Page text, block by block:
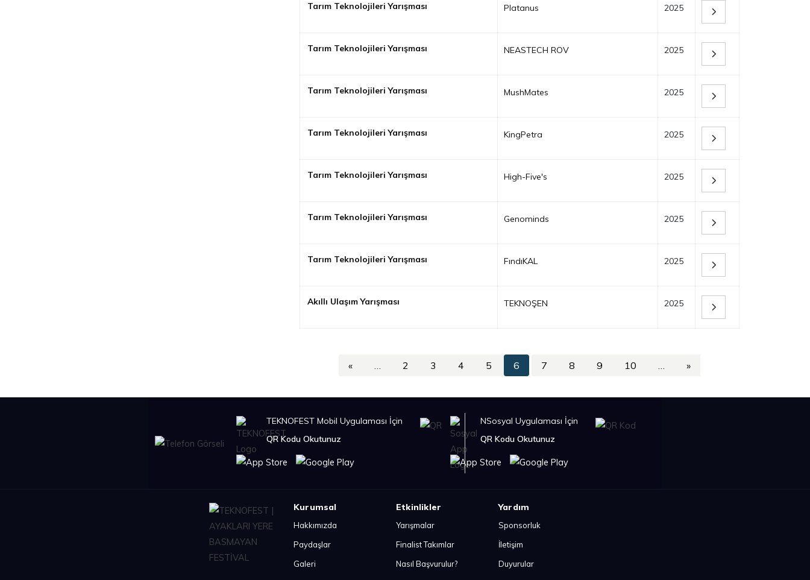
Tarım Teknolojileri Yarışması Platanus 2025
Tarım Teknolojileri Yarışması NEASTECH ROV 2025
Tarım Teknolojileri Yarışması MushMates 2025
Tarım Teknolojileri Yarışması KingPetra 2025
Tarım Teknolojileri Yarışması High-Five's 2025
Tarım Teknolojileri Yarışması Genominds 2025
Tarım Teknolojileri Yarışması FındıKAL 2025
Akıllı Ulaşım Yarışması TEKNOŞEN 2025
« … 2 3 4 5 6 7 8 9 10 … »
TEKNOFEST Mobil Uygulaması İçin
QR Kodu Okutunuz
NSosyal Uygulaması İçin
QR Kodu Okutunuz
Kurumsal
Hakkımızda
Paydaşlar
Galeri
Etkinlikler
Yarışmalar
Finalist Takımlar
Nasıl Başvurulur?
Yardım
Sponsorluk
İletişim
Duyurular